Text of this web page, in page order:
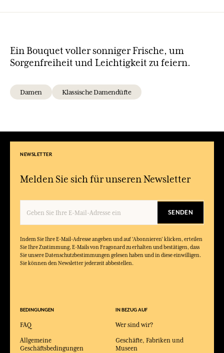
Ein Bouquet voller sonniger Frische, um
Sorgenfreiheit und Leichtigkeit zu feiern.
Damen Klassische Damendüfte
NEWSLETTER
Melden Sie sich für unseren Newsletter
SENDEN
Indem Sie Ihre E-Mail-Adresse angeben und auf 'Abonnieren' klicken, erteilen
Sie Ihre Zustimmung, E-Mails von Fragonard zu erhalten und bestätigen, dass
Sie unsere Datenschutzbestimmungen gelesen haben und in diese einwilligen.
Sie können den Newsletter jederzeit abbestellen.
BEDINGUNGEN
FAQ
Allgemeine
Geschäftsbedingungen
IN BEZUG AUF
Wer sind wir?
Geschäfte, Fabriken und
Museen